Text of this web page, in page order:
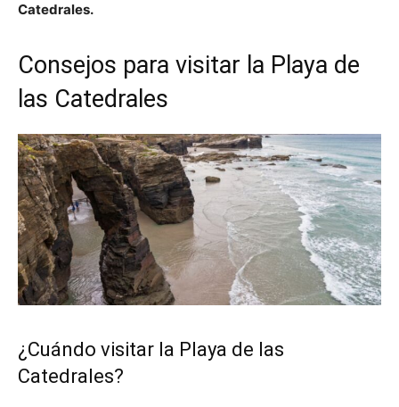
Catedrales.
Consejos para visitar la Playa de
las Catedrales
¿Cuándo visitar la Playa de las
Catedrales?